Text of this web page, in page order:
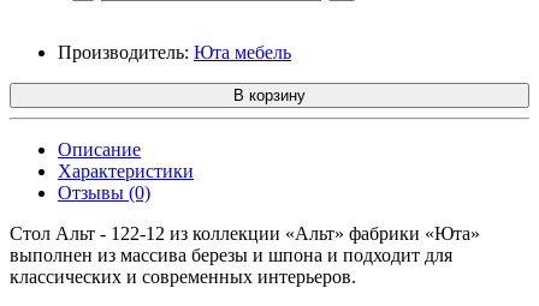
Производитель: Юта мебель
В корзину
Описание
Характеристики
Отзывы (0)
Стол Альт - 122-12 из коллекции «Альт» фабрики «Юта»
выполнен из массива березы и шпона и подходит для
классических и современных интерьеров.